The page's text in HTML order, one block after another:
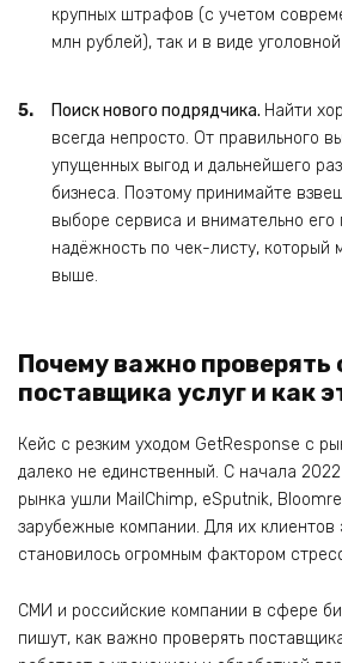
крупных штрафов (с учетом
млн рублей), так и в виде
Поиск нового подрядчика. Найти
всегда непросто. От правильного
упущенных выгод и дальнейшего
бизнеса. Поэтому принимайте
выборе сервиса и внимательно его
надёжность по чек-листу, который
выше.
Почему важно проверять
поставщика услуг и как
Кейс с резким уходом GetResponse с
далеко не единственный. С начала
рынка ушли MailChimp, eSputnik,
зарубежные компании. Для их клиентов
становилось огромным фактором
СМИ и российские компании в сфере
пишут, как важно проверять